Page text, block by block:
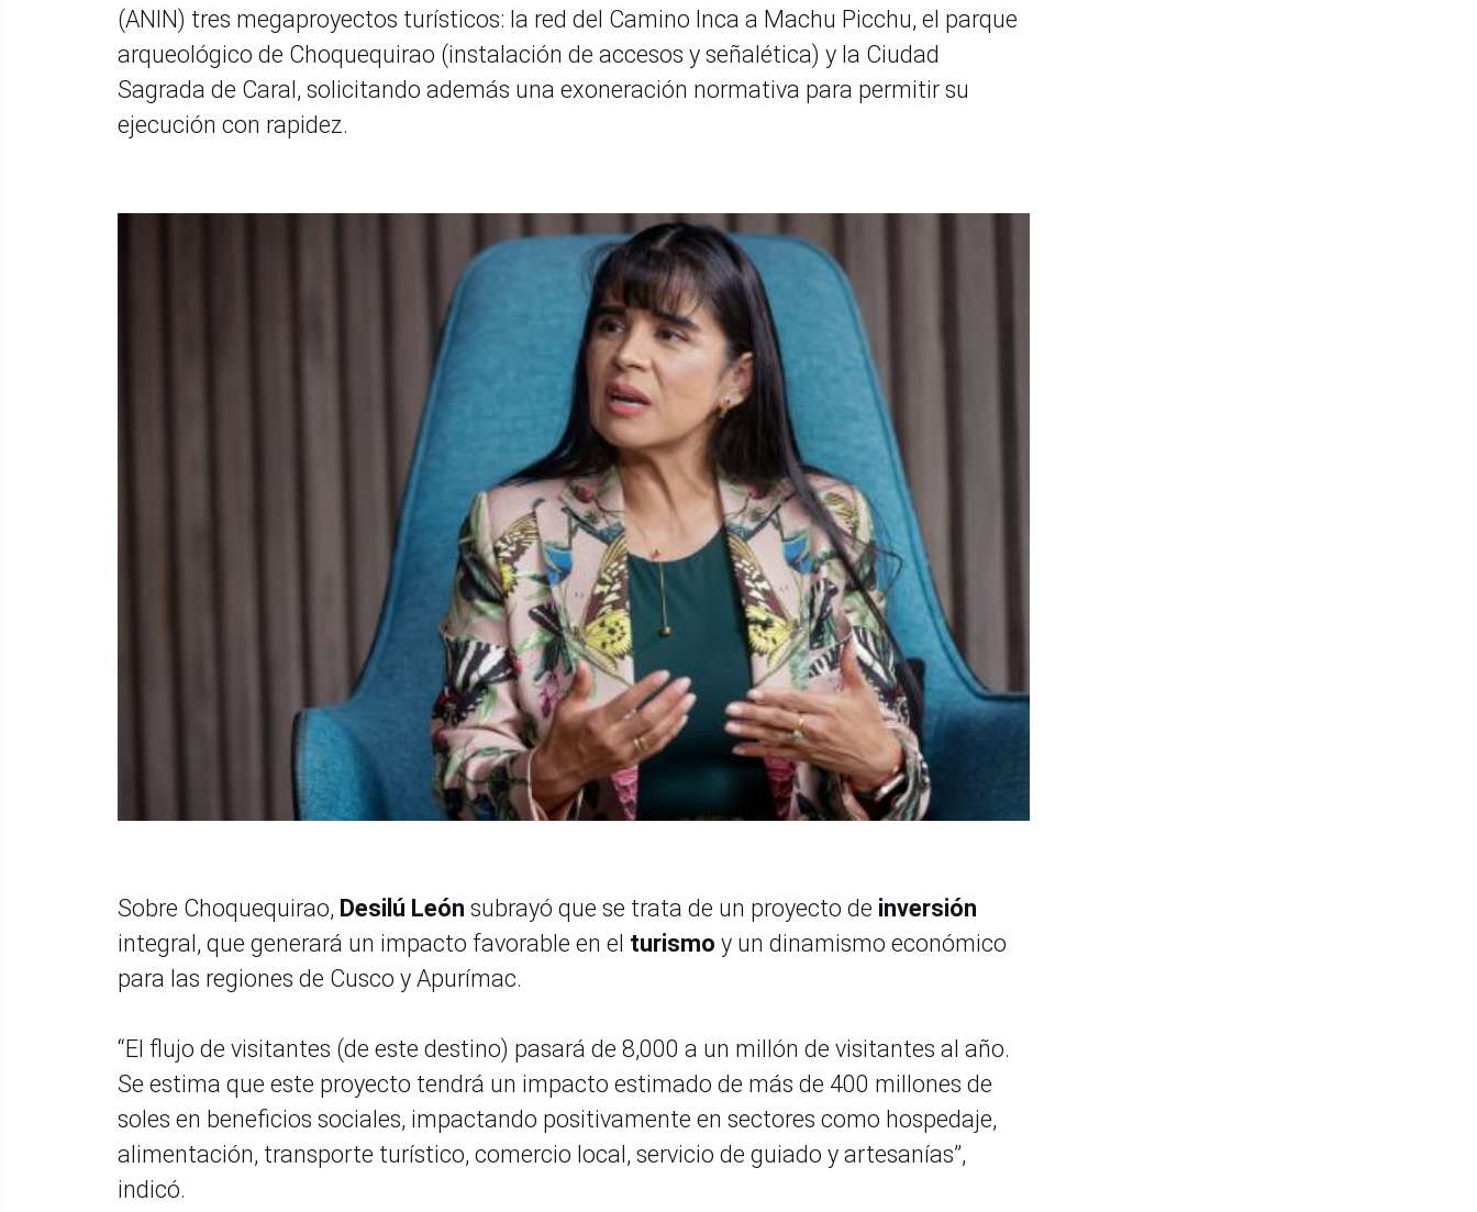
(ANIN) tres megaproyectos turísticos: la red del Camino Inca a Machu Picchu, el parque
arqueológico de Choquequirao (instalación de accesos y señalética) y la Ciudad
Sagrada de Caral, solicitando además una exoneración normativa para permitir su
ejecución con rapidez.
Sobre Choquequirao, Desilú León subrayó que se trata de un proyecto de inversión
integral, que generará un impacto favorable en el turismo y un dinamismo económico
para las regiones de Cusco y Apurímac.
“El flujo de visitantes (de este destino) pasará de 8,000 a un millón de visitantes al año.
Se estima que este proyecto tendrá un impacto estimado de más de 400 millones de
soles en beneficios sociales, impactando positivamente en sectores como hospedaje,
alimentación, transporte turístico, comercio local, servicio de guiado y artesanías”,
indicó.